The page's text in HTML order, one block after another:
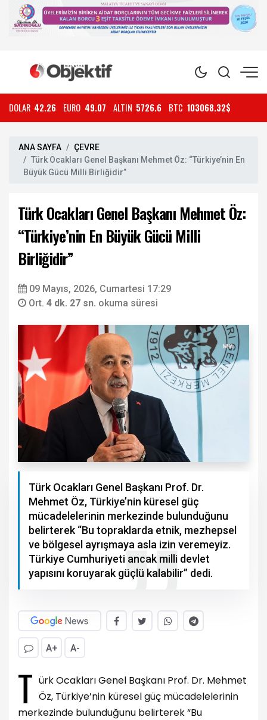
DOLAR 42.26 EURO 49.07 ALTIN 5726.6 BTC 103068.32$
ANA SAYFA
ÇEVRE
Türk Ocakları Genel Başkanı Mehmet Öz: “Türkiye’nin En
Büyük Gücü Milli Birliğidir”
Türk Ocakları Genel Başkanı Mehmet Öz:
“Türkiye’nin En Büyük Gücü Milli
Birliğidir”
09 Mayıs, 2026, Cumartesi 17:29
Ort. 4 dk. 27 sn. okuma süresi
Türk Ocakları Genel Başkanı Prof. Dr.
Mehmet Öz, Türkiye’nin küresel güç
mücadelelerinin merkezinde bulunduğunu
belirterek “Bu topraklarda etnik, mezhepsel
ve bölgesel ayrışmaya asla izin veremeyiz.
Türkiye Cumhuriyeti ancak milli devlet
yapısını koruyarak güçlü kalabilir” dedi.
A+ A-
T ürk Ocakları Genel Başkanı Prof. Dr. Mehmet
Öz, Türkiye’nin küresel güç mücadelelerinin
merkezinde bulunduğunu belirterek “Bu